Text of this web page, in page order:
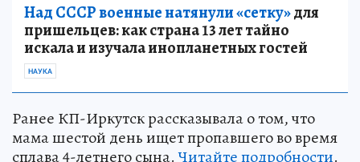
Над СССР военные натянули «сетку»для
пришельцев: как страна 13 лет тайно
искала и изучала инопланетных гостей
НАУКА
Ранее КП-Иркутск рассказывала о том, что
мама шестой день ищет пропавшего во время
сплава 4-летнего сына.Читайте подробности.